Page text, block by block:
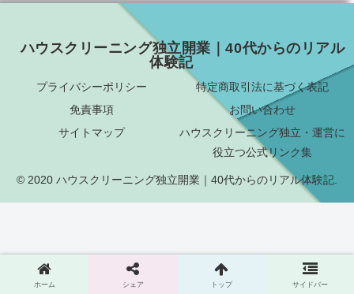
ハウスクリーニング独立開業｜40代からのリアル
体験記
プライバシーポリシー
特定商取引法に基づく表記
免責事項
お問い合わせ
サイトマップ
ハウスクリーニング独立・運営に
役立つ公式リンク集
© 2020 ハウスクリーニング独立開業｜40代からのリアル体験記.
ホーム シェア トップ サイドバー